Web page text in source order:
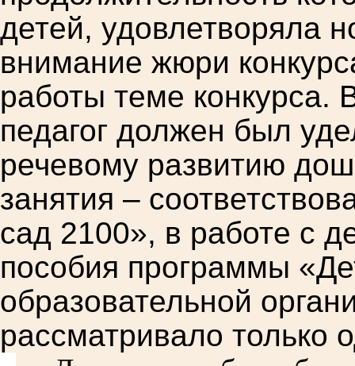
детей, удовлетворяла
внимание жюри
работы теме
педагог должен был
речевому развитию
занятия –
сад 2100», в работе с
пособия программы
образовательной
рассматривало только